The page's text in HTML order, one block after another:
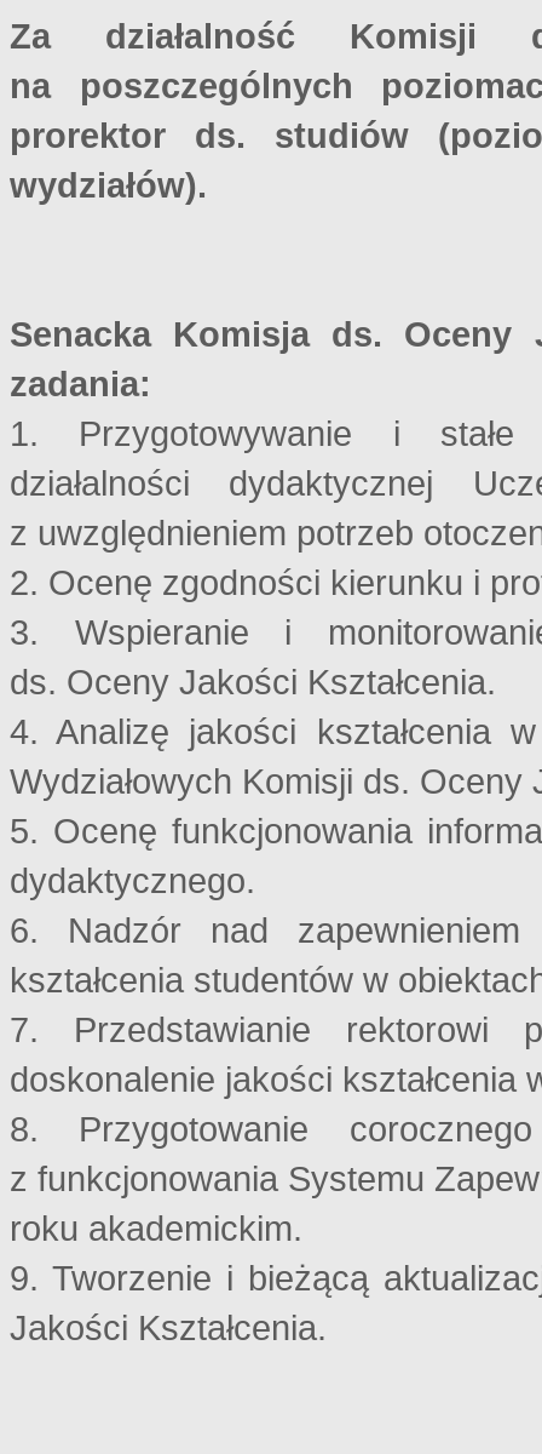
Za działalność Komisji
na poszczególnych
prorektor ds. studiów
wydziałów).
Senacka Komisja ds. Oceny
zadania:
1. Przygotowywanie i stałe
działalności dydaktycznej
z uwzględnieniem potrzeb
2. Ocenę zgodności kierunku i
3. Wspieranie i
ds. Oceny Jakości Kształcenia.
4. Analizę jakości kształcenia
Wydziałowych Komisji ds. Oceny
5. Ocenę funkcjonowania
dydaktycznego.
6. Nadzór nad zapewnieniem
kształcenia studentów w
7. Przedstawianie rektorowi
doskonalenie jakości kształcenia
8. Przygotowanie
z funkcjonowania Systemu
roku akademickim.
9. Tworzenie i bieżącą
Jakości Kształcenia.